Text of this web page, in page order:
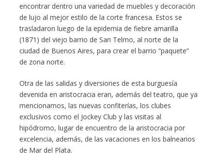
encontrar dentro una variedad de muebles y decoración
de lujo al mejor estilo de la corte francesa. Estos se
trasladaron luego de la epidemia de fiebre amarilla
(1871) del viejo barrio de San Telmo, al norte de la
ciudad de Buenos Aires, para crear el barrio “paquete”
de zona norte.
Otra de las salidas y diversiones de esta burguesía
devenida en aristocracia eran, además del teatro, que ya
mencionamos, las nuevas confiterías, los clubes
exclusivos como el Jockey Club y las visitas al
hipódromo, lugar de encuentro de la aristocracia por
excelencia, además, de las vacaciones en los balnearios
de Mar del Plata.